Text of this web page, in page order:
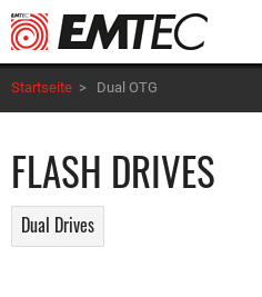
Direkt
zum
Inhalt
Startseite > Dual OTG
FLASH DRIVES
Dual Drives